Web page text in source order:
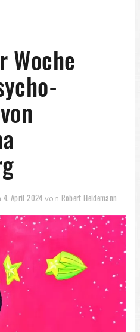
Woche
4. April 2024 von Robert Heidemann